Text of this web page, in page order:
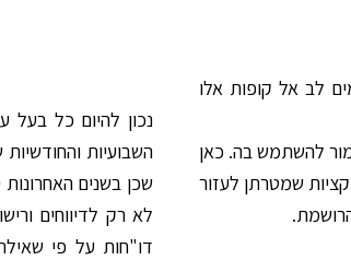
לב אל קופות אלו
להשתמש בה. כאן
שמטרתן לעזור
נכון להיום כל בעל
השבועיות
שכן בשנים
לא רק לדיווחים
דו"חות על פי